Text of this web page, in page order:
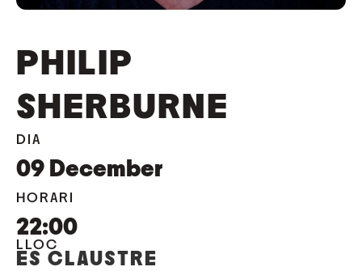
PHILIP
SHERBURNE
DIA
09 December
HORARI
22:00
LLOC
ES CLAUSTRE